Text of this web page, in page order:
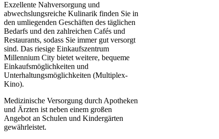
Exzellente Nahversorgung und
abwechslungsreiche Kulinarik finden Sie in
den umliegenden Geschäften des täglichen
Bedarfs und den zahlreichen Cafés und
Restaurants, sodass Sie immer gut versorgt
sind. Das riesige Einkaufszentrum
Millennium City bietet weitere, bequeme
Einkaufsmöglichkeiten und
Unterhaltungsmöglichkeiten (Multiplex-
Kino).
Medizinische Versorgung durch Apotheken
und Ärzten ist neben einem großen
Angebot an Schulen und Kindergärten
gewährleistet.